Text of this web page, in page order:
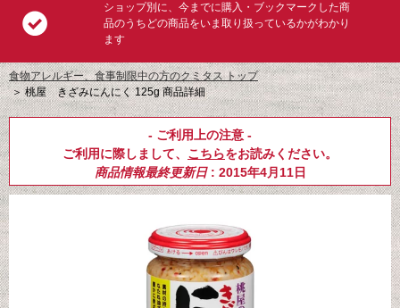
ショップ別に、今までに購入・ブックマークした商
品のうちどの商品をいま取り扱っているかがわかり
ます
食物アレルギー、食事制限中の方のクミタス トップ
＞桃屋 きざみにんにく 125g 商品詳細
- ご利用上の注意 -
ご利用に際しまして、 こちらをお読みください。
商品情報最終更新日: 2015年4月11日